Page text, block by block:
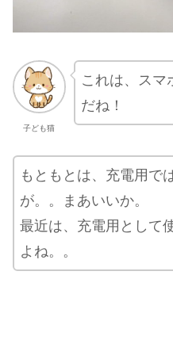
子ども猫
これは、スマ
だね！
もともとは、充電用で
が。。まあいいか。
最近は、充電用として
よね。。